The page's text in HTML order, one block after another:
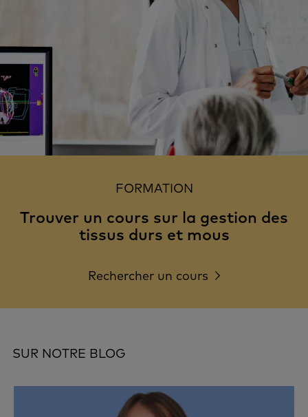
FORMATION
Trouver un cours sur la gestion des
tissus durs et mous
Rechercher un cours
SUR NOTRE BLOG